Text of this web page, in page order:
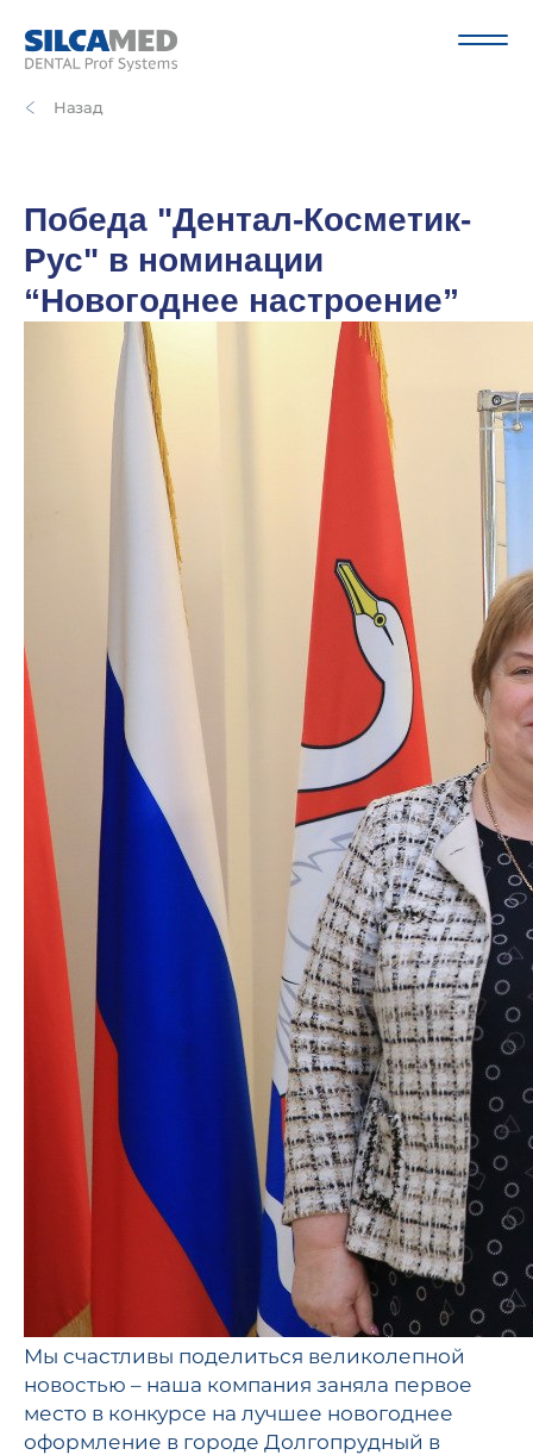
Победа "Дентал-Косметик-
Рус" в номинации
“Новогоднее настроение”
Мы счастливы поделиться великолепной
новостью – наша компания заняла первое
место в конкурсе на лучшее новогоднее
оформление в городе Долгопрудный в